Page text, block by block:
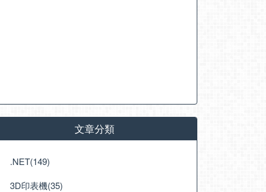
文章分類
.NET(149)
3D印表機(35)